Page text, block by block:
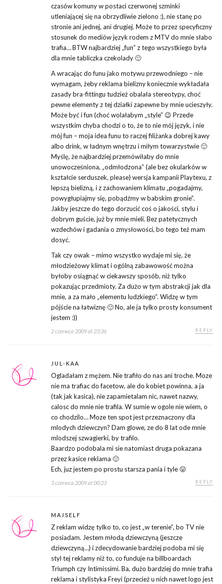
czasów komuny w postaci czerwonej szminki
utleniającej się na obrzydliwie zielono :), nie stanę po
stronie ani jednej, ani drugiej. Może to przez specyficzny
stosunek do mediów język rodem z MTV do mnie słabo
trafia… BTW najbardziej „fun” z tego wszystkiego była
dla mnie tabliczka czekolady 🙂
A wracając do funu jako motywu przewodniego – nie
wymagam, żeby reklama bielizny koniecznie wykładała
zasady bra-fittingu tudzież obalała stereotypy, choć
pewne elementy z tej działki zapewne by mnie ucieszyły.
Może być i fun (choć wolałabym „style” 😉 Przede
wszystkim chyba chodzi o to, że to nie mój język, i nie
mój fun – moja idea funu to raczej filiżanka dobrej kawy
albo drink, w ładnym wnętrzu i miłym towarzystwie 🙂
Myślę, że najbardziej przemówiłaby do mnie
unowocześniona, „odmłodzona” (ale bez okularków w
kształcie serduszek, please) wersja kampanii Playtexu, z
lepszą bielizną, i z zachowaniem klimatu „pogadajmy,
powygłupiajmy się, pobądźmy w babskim gronie”.
Jakby jeszcze do tego dorzucić coś o jakości, stylu i
dobrym guście, już by mnie mieli. Bez patetycznych
wzdechów i gadania o zmysłowości, bo tego też mam
dosyć.
Tak czy owak – mimo wszystko wydaje mi się, że
młodzieżowy klimat i ogólną zabawowość można
byłoby osiągnąć w ciekawszy sposób, niż tylko
pokazując przedmioty. Za dużo w tym abstrakcji jak dla
mnie, a za mało „elementu ludzkiego”. Widzę w tym
pójście na łatwiznę 🙂 No, ale ja tylko prosty konsument
jestem :))
2 czerwca 2009 at 23:36 REPLY
JUL-KAA
Ogladałam z mężem. Nie trafiło do nas ani troche. Moze
nie ma trafiac do facetow, ale do kobiet powinna, a ja
(tak jak kasica), nie zapamietalam nic, nawet nazwy,
calosc do mnie nie trafila. W sumie w ogole nie wiem, o
co chodzilo… Moze ten spot jest przeznaczony dla
mlodych dziewczyn? Dam glowe, ze do 8 lat ode mnie
mlodszej szwagierki, by trafilo.
Baardzo podobala mi sie natomiast druga pokazana
przez kasice reklama 🙂
Ech, juz jestem po prostu starsza pania i tyle 😛
3 czerwca 2009 at 00:23 REPLY
MAJSELF
Z reklam widzę tylko to, co jest „w terenie”, bo TV nie
posiadam. Jestem młodą dziewczyną (jeszcze
dziewczyną…) i zdecydowanie bardziej podoba mi się
styl tej reklamy niż to, co funduje na billboardach
Triumph czy Intimissimi. Ba, dużo bardziej do mnie trafia
reklama i stylistyka Freyi (przecież u nich nawet logo jest